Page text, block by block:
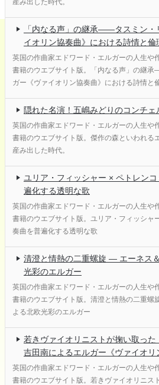
「内なる声」の継承——タスミン・
イオリン協奏曲》における詩情と倫
英国の作曲家エドワード・エルガーの人生や
書籍のウエブサイト版。「内なる声」の継
ガー《ヴァイオリン協奏曲》における詩情と
隠れた名演！五嶋みどりのコンチェ
英国の作曲家エドワード・エルガーの人生や
書籍のウエブサイト版。傑作の森といわれる
産み出した時代。
ユリア・フィッシャー × ペトレン
遍化する透明な歌
英国の作曲家エドワード・エルガーの人生や
書籍のウエブサイト版。ユリア・フィッシ
奏曲を普遍化する透明な歌
清澄と情熱の二重螺旋 ― エーネス
光彩のエルガー
英国の作曲家エドワード・エルガーの人生や
書籍のウエブサイト版。清澄と情熱の二重螺
よる北欧光彩のエルガー
若きヴァイオリニストが掬い取っ
吉田南によるエルガー《ヴァイオ
英国の作曲家エドワード・エルガーの人生や
書籍のウエブサイト版。若きヴァイオリニス